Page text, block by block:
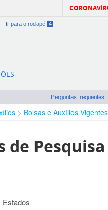
Ir para o rodapé 4
Perguntas frequentes
Bolsas e Auxílios Vigentes
de Pesquisa
Estados